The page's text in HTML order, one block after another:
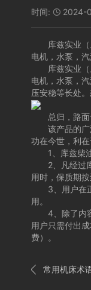
时间:  2024-
库兹实业（上
电机，水泵，
库兹实业（上
电机，水泵，
压安稳等长处
总归，路面切
该产品的广泛
功在今世，利
1、库兹柴油
2、凡经过库
用时，保质期
3、用户在正
用。
4、除了内容
用户只需付出
费）。
 常用机床术